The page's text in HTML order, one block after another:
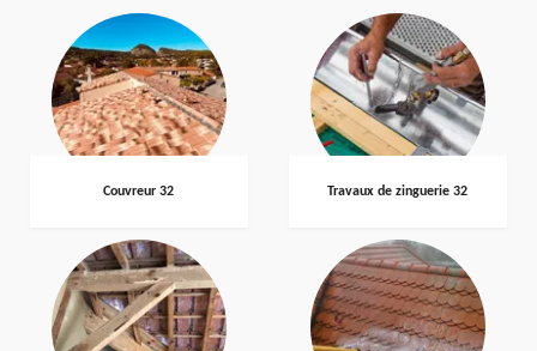
Couvreur 32 Travaux de zinguerie 32